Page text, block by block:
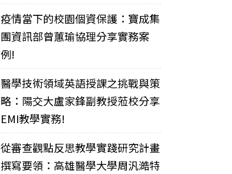
疫情當下的校園個資保護：寶成集
團資訊部曾蕙瑜協理分享實務案
例!
醫學技術領域英語授課之挑戰與策
略：陽交大盧家鋒副教授蒞校分享
EMI教學實務!
從審查觀點反思教學實踐研究計畫
撰寫要領：高雄醫學大學周汎澔特